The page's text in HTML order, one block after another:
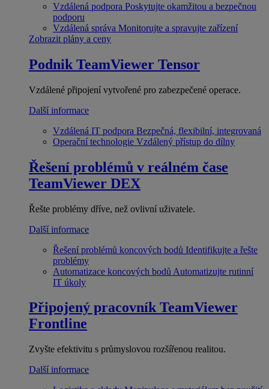
Vzdálená podpora Poskytujte okamžitou a bezpečnou
podporu
Vzdálená správa Monitorujte a spravujte zařízení
Zobrazit plány a ceny
Podnik TeamViewer Tensor
Vzdálené připojení vytvořené pro zabezpečené operace.
Další informace
Vzdálená IT podpora Bezpečná, flexibilní, integrovaná
Operační technologie Vzdálený přístup do dílny
Řešení problémů v reálném čase
TeamViewer DEX
Řešte problémy dříve, než ovlivní uživatele.
Další informace
Řešení problémů koncových bodů Identifikujte a řešte
problémy
Automatizace koncových bodů Automatizujte rutinní
IT úkoly
Připojený pracovník TeamViewer
Frontline
Zvyšte efektivitu s průmyslovou rozšířenou realitou.
Další informace